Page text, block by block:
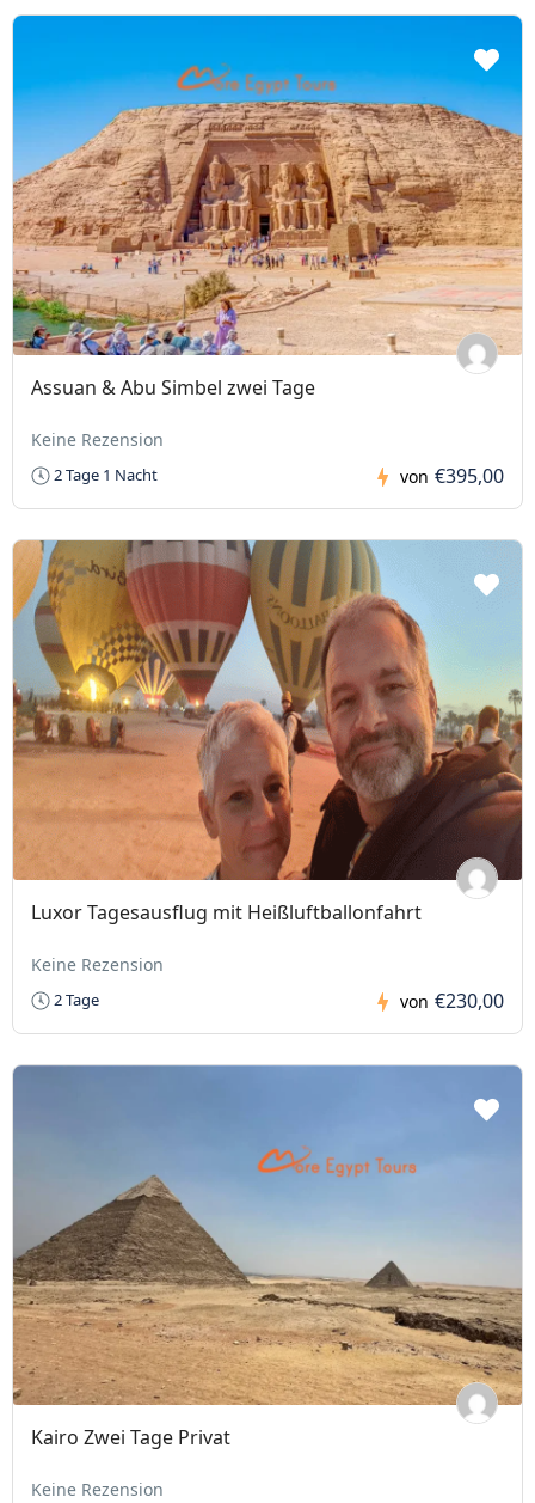
Assuan & Abu Simbel zwei Tage
Keine Rezension
2 Tage 1 Nacht von €395,00
Luxor Tagesausflug mit Heißluftballonfahrt
Keine Rezension
2 Tage von €230,00
Kairo Zwei Tage Privat
Keine Rezension